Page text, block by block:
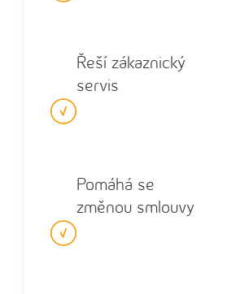
Řeší zákaznický
servis
Pomáhá se
změnou smlouvy